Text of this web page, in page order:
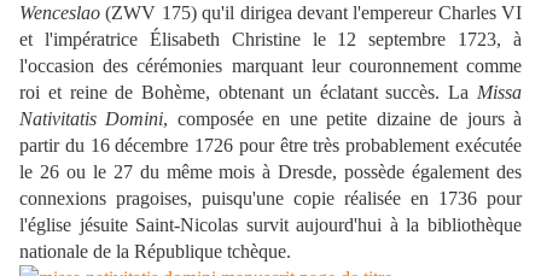
Wenceslao (ZWV 175) qu'il dirigea devant l'empereur Charles VI
et l'impératrice Élisabeth Christine le 12 septembre 1723, à
l'occasion des cérémonies marquant leur couronnement comme
roi et reine de Bohème, obtenant un éclatant succès. La Missa
Nativitatis Domini, composée en une petite dizaine de jours à
partir du 16 décembre 1726 pour être très probablement exécutée
le 26 ou le 27 du même mois à Dresde, possède également des
connexions pragoises, puisqu'une copie réalisée en 1736 pour
l'église jésuite Saint-Nicolas survit aujourd'hui à la bibliothèque
nationale de la République tchèque.